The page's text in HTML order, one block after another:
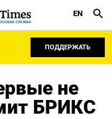
СЛУЖБА
EN
ПОДДЕРЖАТЬ
не
БРИКС